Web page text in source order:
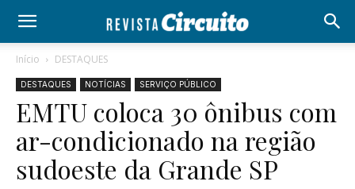
Início DESTAQUES
DESTAQUES NOTÍCIAS SERVIÇO PÚBLICO
EMTU coloca 30 ônibus com
ar-condicionado na região
sudoeste da Grande SP